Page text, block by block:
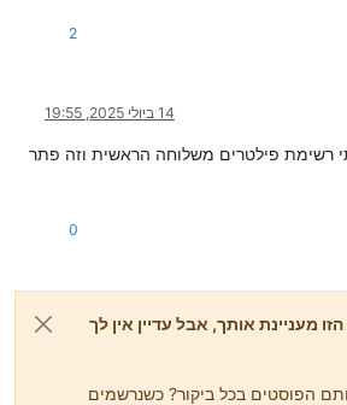
2
14 ביולי 2025, 19:55
רשימת פילטרים משלוחה הראשית וזה פתר
0
מעניינת אותך, אבל עדיין אין לך
הפוסטים בכל ביקור? כשנרשמים